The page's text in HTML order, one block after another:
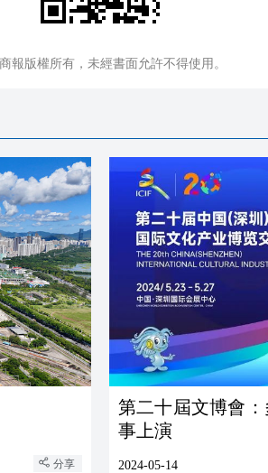
報版權所有，未經書面允許不得使用。
分享
第二十屆文博會
事上演
2024-05-14